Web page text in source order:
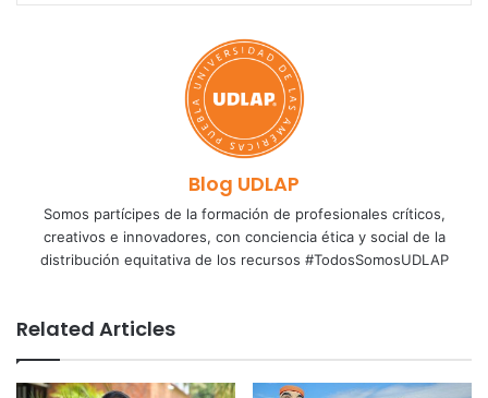
Blog UDLAP
Somos partícipes de la formación de profesionales críticos,
creativos e innovadores, con conciencia ética y social de la
distribución equitativa de los recursos #TodosSomosUDLAP
Related Articles